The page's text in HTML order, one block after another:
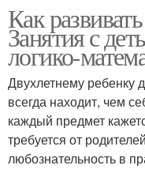
Как
Занятия с
логико-
Двухлетнему ребенку
всегда находит, чем
каждый предмет
требуется от
любознательность в